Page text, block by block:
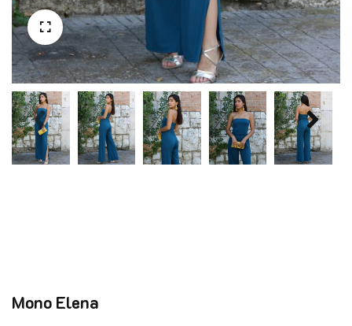
Mono Elena